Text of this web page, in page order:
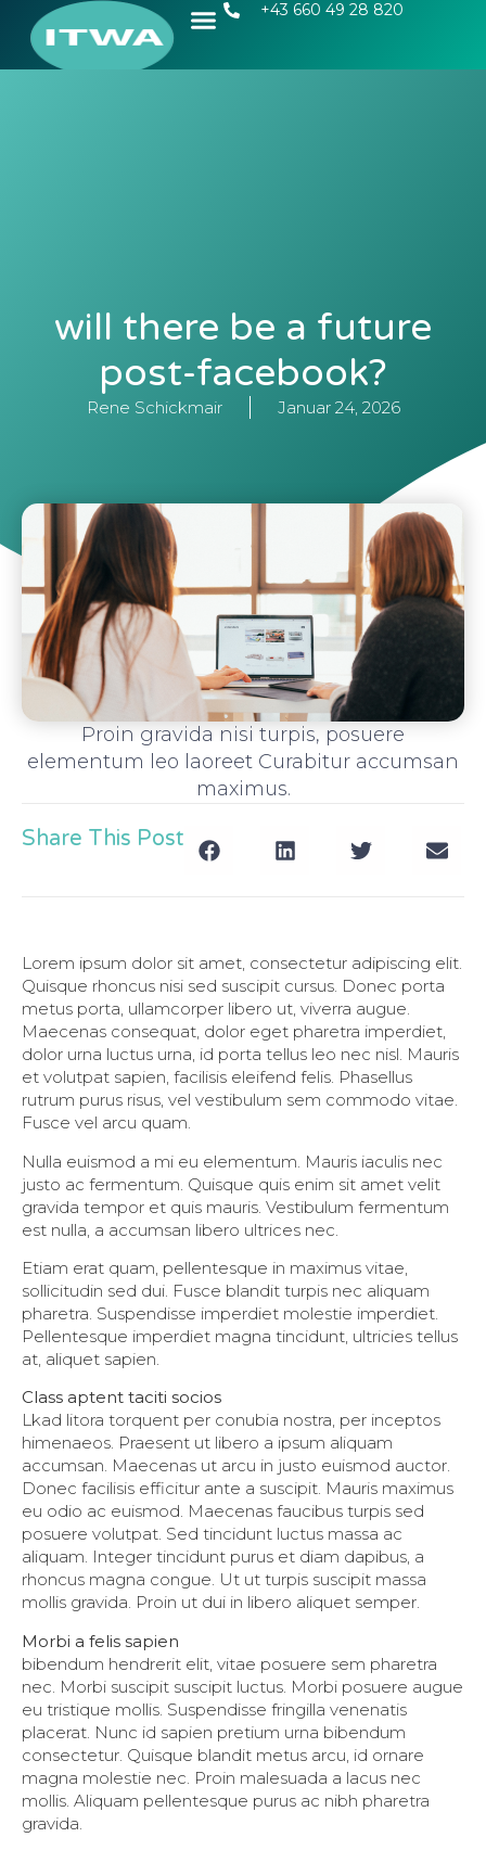
+43 660 49 28 820
will there be a future
post-facebook?
Rene Schickmair Januar 24, 2026
Proin gravida nisi turpis, posuere
elementum leo laoreet Curabitur accumsan
maximus.
Share This Post
Lorem ipsum dolor sit amet, consectetur adipiscing elit.
Quisque rhoncus nisi sed suscipit cursus. Donec porta
metus porta, ullamcorper libero ut, viverra augue.
Maecenas consequat, dolor eget pharetra imperdiet,
dolor urna luctus urna, id porta tellus leo nec nisl. Mauris
et volutpat sapien, facilisis eleifend felis. Phasellus
rutrum purus risus, vel vestibulum sem commodo vitae.
Fusce vel arcu quam.
Nulla euismod a mi eu elementum. Mauris iaculis nec
justo ac fermentum. Quisque quis enim sit amet velit
gravida tempor et quis mauris. Vestibulum fermentum
est nulla, a accumsan libero ultrices nec.
Etiam erat quam, pellentesque in maximus vitae,
sollicitudin sed dui. Fusce blandit turpis nec aliquam
pharetra. Suspendisse imperdiet molestie imperdiet.
Pellentesque imperdiet magna tincidunt, ultricies tellus
at, aliquet sapien.
Class aptent taciti socios
Lkad litora torquent per conubia nostra, per inceptos
himenaeos. Praesent ut libero a ipsum aliquam
accumsan. Maecenas ut arcu in justo euismod auctor.
Donec facilisis efficitur ante a suscipit. Mauris maximus
eu odio ac euismod. Maecenas faucibus turpis sed
posuere volutpat. Sed tincidunt luctus massa ac
aliquam. Integer tincidunt purus et diam dapibus, a
rhoncus magna congue. Ut ut turpis suscipit massa
mollis gravida. Proin ut dui in libero aliquet semper.
Morbi a felis sapien
bibendum hendrerit elit, vitae posuere sem pharetra
nec. Morbi suscipit suscipit luctus. Morbi posuere augue
eu tristique mollis. Suspendisse fringilla venenatis
placerat. Nunc id sapien pretium urna bibendum
consectetur. Quisque blandit metus arcu, id ornare
magna molestie nec. Proin malesuada a lacus nec
mollis. Aliquam pellentesque purus ac nibh pharetra
gravida.